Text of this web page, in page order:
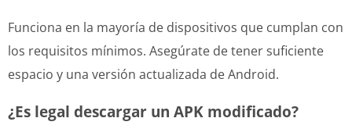
Funciona en la mayoría de dispositivos que cumplan con
los requisitos mínimos. Asegúrate de tener suficiente
espacio y una versión actualizada de Android.
¿Es legal descargar un APK modificado?